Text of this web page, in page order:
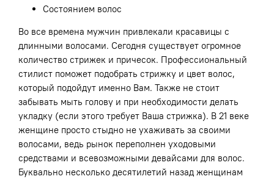
Состоянием волос
Во все времена мужчин привлекали красавицы с
длинными волосами. Сегодня существует огромное
количество стрижек и причесок. Профессиональный
стилист поможет подобрать стрижку и цвет волос,
который подойдут именно Вам. Также не стоит
забывать мыть голову и при необходимости делать
укладку (если этого требует Ваша стрижка). В 21 веке
женщине просто стыдно не ухаживать за своими
волосами, ведь рынок переполнен уходовыми
средствами и всевозможными девайсами для волос.
Буквально несколько десятилетий назад женщинам